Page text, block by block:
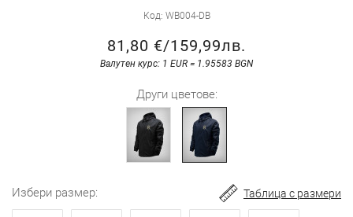
Код WB004-DB
81,80 €/159,99лв.
Валутен курс: 1 EUR = 1.95583 BGN
Други цветове:
избери размер Таблица с размери